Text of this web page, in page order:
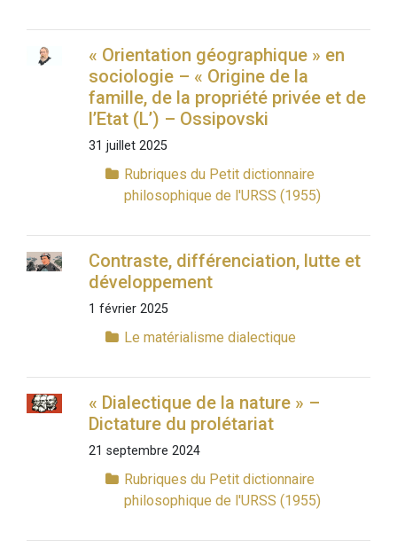
« Orientation géographique » en
sociologie – « Origine de la
famille, de la propriété privée et de
l’Etat (L’) – Ossipovski
31 juillet 2025
Rubriques du Petit dictionnaire
philosophique de l'URSS (1955)
Contraste, différenciation, lutte et
développement
1 février 2025
Le matérialisme dialectique
« Dialectique de la nature » –
Dictature du prolétariat
21 septembre 2024
Rubriques du Petit dictionnaire
philosophique de l'URSS (1955)